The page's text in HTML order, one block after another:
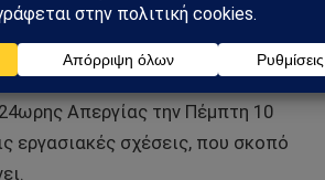
του Τύπου και των ΜΜΕ, στην από
Απεργίας την Πέμπτη 10
εργασιακές σχέσεις, που σκοπό